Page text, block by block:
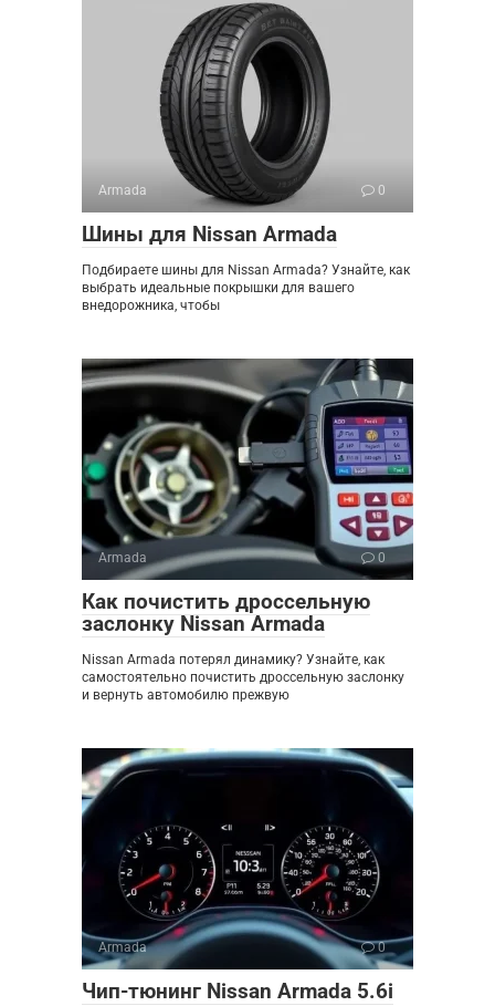
Armada 0
Шины для Nissan Armada
Подбираете шины для Nissan Armada? Узнайте, как
выбрать идеальные покрышки для вашего
внедорожника, чтобы
Armada 0
Как почистить дроссельную
заслонку Nissan Armada
Nissan Armada потерял динамику? Узнайте, как
самостоятельно почистить дроссельную заслонку
и вернуть автомобилю прежвую
Armada 0
Чип-тюнинг Nissan Armada 5.6i